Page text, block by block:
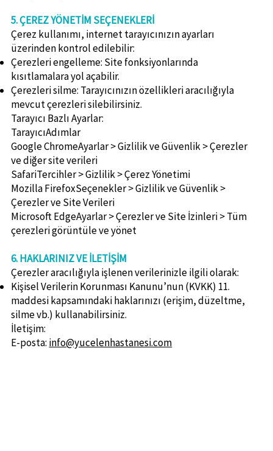
5. ÇEREZ YÖNETİM SEÇENEKLERİ
Çerez kullanımı, internet tarayıcınızın ayarları
üzerinden kontrol edilebilir:
Çerezleri engelleme: Site fonksiyonlarında
kısıtlamalara yol açabilir.
Çerezleri silme: Tarayıcınızın özellikleri aracılığıyla
mevcut çerezleri silebilirsiniz.
Tarayıcı Bazlı Ayarlar:
TarayıcıAdımlar
Google ChromeAyarlar > Gizlilik ve Güvenlik > Çerezler
ve diğer site verileri
SafariTercihler > Gizlilik > Çerez Yönetimi
Mozilla FirefoxSeçenekler > Gizlilik ve Güvenlik >
Çerezler ve Site Verileri
Microsoft EdgeAyarlar > Çerezler ve Site İzinleri > Tüm
çerezleri görüntüle ve yönet
6. HAKLARINIZ VE İLETİŞİM
Çerezler aracılığıyla işlenen verilerinizle ilgili olarak:
Kişisel Verilerin Korunması Kanunu’nun (KVKK) 11.
maddesi kapsamındaki haklarınızı (erişim, düzeltme,
silme vb.) kullanabilirsiniz.
İletişim:
E-posta: info@yucelenhastanesi.com